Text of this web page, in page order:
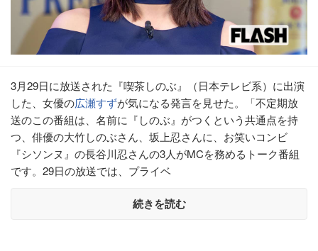
3月29日に放送された『喫茶しのぶ』（日本テレビ系）に出演
した、女優の広瀬すずが気になる発言を見せた。「不定期放
送のこの番組は、名前に『しのぶ』がつくという共通点を持
つ、俳優の大竹しのぶさん、坂上忍さんに、お笑いコンビ
『シソンヌ』の長谷川忍さんの3人がMCを務めるトーク番組
です。29日の放送では、プライベ
続きを読む